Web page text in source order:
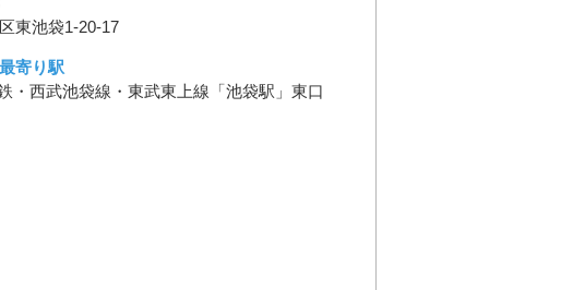
東池袋1-20-17
寄り駅
・西武池袋線・東武東上線「池袋駅」東口